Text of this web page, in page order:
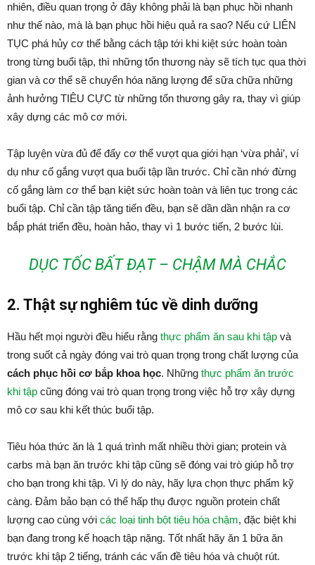
nhiên, điều quan trọng ở đây không phải là bạn phục hồi nhanh
như thế nào, mà là bạn phục hồi hiệu quả ra sao? Nếu cứ LIÊN
TỤC phá hủy cơ thể bằng cách tập tới khi kiệt sức hoàn toàn
trong từng buổi tập, thì những tổn thương này sẽ tích tục qua thời
gian và cơ thể sẽ chuyển hóa năng lượng để sữa chữa những
ảnh hưởng TIÊU CỰC từ những tổn thương gây ra, thay vì giúp
xây dựng các mô cơ mới.
Tập luyện vừa đủ để đẩy cơ thể vượt qua giới hạn ‘vừa phải’, ví
dụ như cố gắng vượt qua buổi tập lần trước. Chỉ cần nhớ đừng
cố gắng làm cơ thể bạn kiệt sức hoàn toàn và liên tục trong các
buổi tập. Chỉ cần tập tăng tiến đều, bạn sẽ dần dần nhận ra cơ
bắp phát triển đều, hoàn hảo, thay vì 1 bước tiến, 2 bước lùi.
DỤC TỐC BẤT ĐẠT – CHẬM MÀ CHẮC
2. Thật sự nghiêm túc về dinh dưỡng
Hầu hết mọi người đều hiểu rằng thực phẩm ăn sau khi tập và
trong suốt cả ngày đóng vai trò quan trọng trong chất lượng của
cách phục hồi cơ bắp khoa học. Những thực phẩm ăn trước
khi tập cũng đóng vai trò quan trọng trong việc hỗ trợ xây dựng
mô cơ sau khi kết thúc buổi tập.
Tiêu hóa thức ăn là 1 quá trình mất nhiều thời gian; protein và
carbs mà bạn ăn trước khi tập cũng sẽ đóng vai trò giúp hỗ trợ
cho bạn trong khi tập. Vì lý do này, hãy lựa chọn thực phẩm kỹ
càng. Đảm bảo bạn có thể hấp thụ được nguồn protein chất
lượng cao cùng với các loại tinh bột tiêu hóa chậm, đặc biệt khi
bạn đang trong kế hoạch tập nặng. Tốt nhất hãy ăn 1 bữa ăn
trước khi tập 2 tiếng, tránh các vấn đề tiêu hóa và chuột rút.